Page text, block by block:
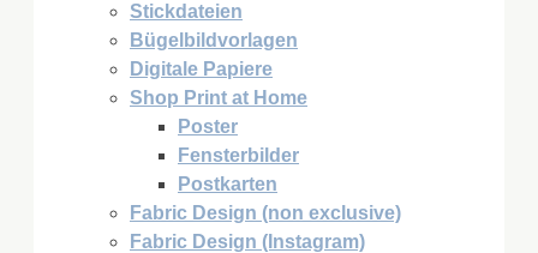
Stickdateien
Bügelbildvorlagen
Digitale Papiere
Shop Print at Home
Poster
Fensterbilder
Postkarten
Fabric Design (non exclusive)
Fabric Design (Instagram)